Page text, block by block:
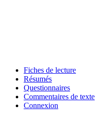
Fiches de lecture
Résumés
Questionnaires
Commentaires de texte
Connexion